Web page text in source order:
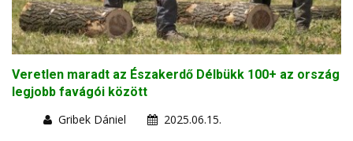
Veretlen maradt az Északerdő Délbükk 100+ az ország
legjobb favágói között
Gribek Dániel
2025.06.15.